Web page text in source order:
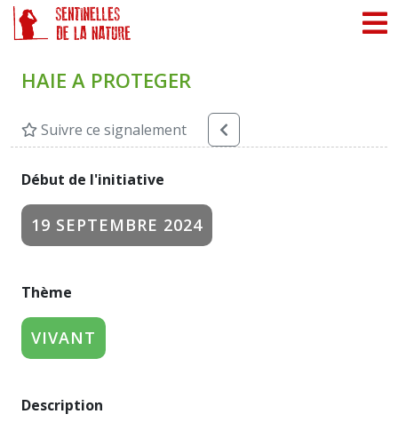
HAIE A PROTEGER
Suivre ce signalement
Début de l'initiative
19 SEPTEMBRE 2024
Thème
VIVANT
Description
Panneau de gestion des cookies